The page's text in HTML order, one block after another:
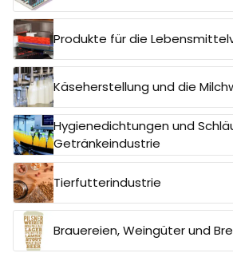
Produkte für die
Käseherstellung und die
Hygienedichtungen und
Getränkeindustrie
Tierfutterindustrie
Brauereien, Weingüter und